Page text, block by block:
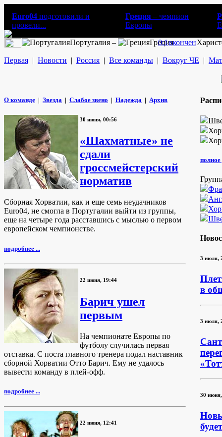
Euro04 подготовили и
провели...
Греция – чемпион
Европы
Португалия – Греция
0:1окончен
Первая | Новости | Россия | Все команды | Вокруг ЧЕ |
О команде | Звезда | Слабое звено | Надежда | Архив
30 июня, 00:56
«Шахматные» не
сдали
гроссмейстерский
норматив
Cборная Хорватии, как и еще семь неудачников
Euro04, не смогла в Португалии выйти из группы,
еще на четыре года расставшись с мыслью о первом
европейском чемпионстве.
подробнее ...
22 июня, 19:44
Барич ушел
первым
На чемпионате Европы по
футболу случилась первая
отставка. С поста главного тренера подал наставник
сборной Хорватии Отто Барич. Ему не удалось
вывести команду в плей-офф.
подробнее ...
22 июня, 12:41
полное
3 июля,
в
3 июля,
30